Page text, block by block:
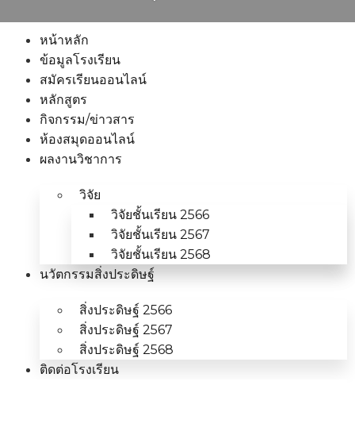
หน้าหลัก
ข้อมูลโรงเรียน
สมัครเรียนออนไลน์
หลักสูตร
กิจกรรม/ข่าวสาร
ห้องสมุดออนไลน์
ผลงานวิชาการ
วิจัย
วิจัยชั้นเรียน 2566
วิจัยชั้นเรียน 2567
วิจัยชั้นเรียน 2568
นวัตกรรมสิ่งประดิษฐ์
สิ่งประดิษฐ์ 2566
สิ่งประดิษฐ์ 2567
สิ่งประดิษฐ์ 2568
ติดต่อโรงเรียน